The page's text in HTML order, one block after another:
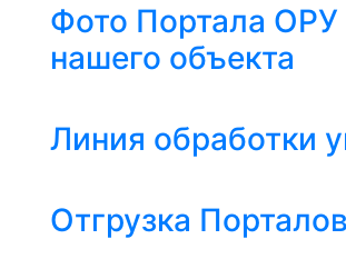
Фото Портала ОРУ
нашего объекта
Линия обработки
Отгрузка